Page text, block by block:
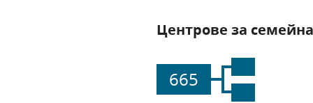
Центрове за
665